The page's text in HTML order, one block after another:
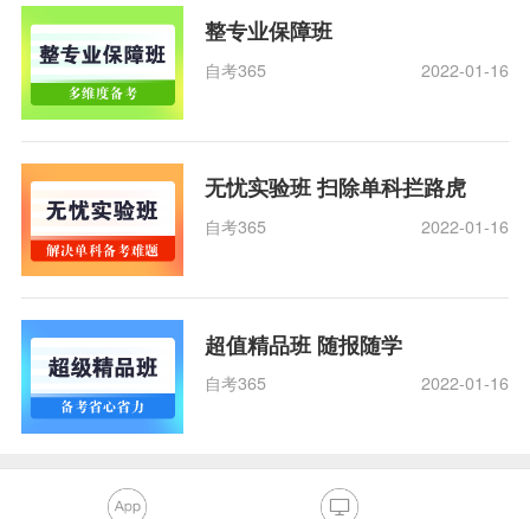
整专业保障班
自考365 2022-01-16
无忧实验班 扫除单科拦路虎
自考365 2022-01-16
超值精品班 随报随学
自考365 2022-01-16